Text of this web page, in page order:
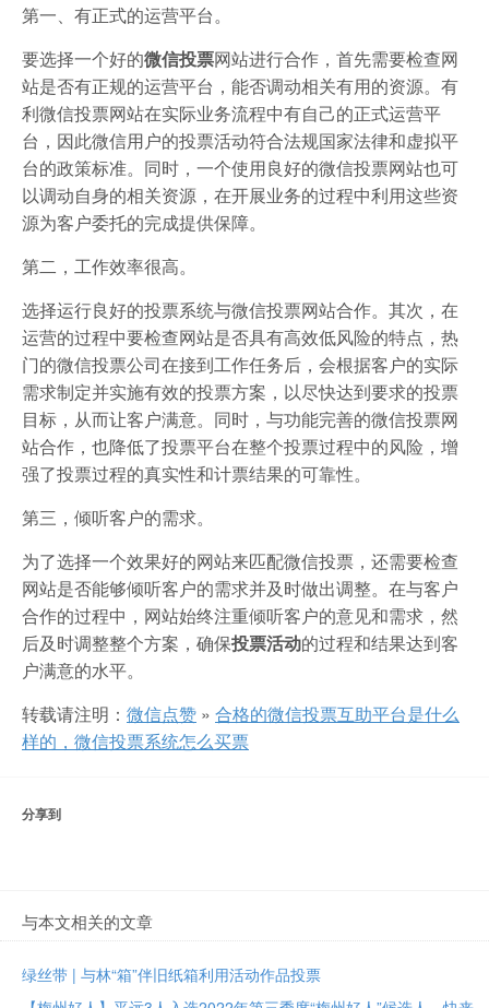
第一、有正式的运营平台。
要选择一个好的微信投票网站进行合作，首先需要检查网
站是否有正规的运营平台，能否调动相关有用的资源。有
利微信投票网站在实际业务流程中有自己的正式运营平
台，因此微信用户的投票活动符合法规国家法律和虚拟平
台的政策标准。同时，一个使用良好的微信投票网站也可
以调动自身的相关资源，在开展业务的过程中利用这些资
源为客户委托的完成提供保障。
第二，工作效率很高。
选择运行良好的投票系统与微信投票网站合作。其次，在
运营的过程中要检查网站是否具有高效低风险的特点，热
门的微信投票公司在接到工作任务后，会根据客户的实际
需求制定并实施有效的投票方案，以尽快达到要求的投票
目标，从而让客户满意。同时，与功能完善的微信投票网
站合作，也降低了投票平台在整个投票过程中的风险，增
强了投票过程的真实性和计票结果的可靠性。
第三，倾听客户的需求。
为了选择一个效果好的网站来匹配微信投票，还需要检查
网站是否能够倾听客户的需求并及时做出调整。在与客户
合作的过程中，网站始终注重倾听客户的意见和需求，然
后及时调整整个方案，确保投票活动的过程和结果达到客
户满意的水平。
转载请注明： 微信点赞 » 合格的微信投票互助平台是什么
样的，微信投票系统怎么买票
分享到
与本文相关的文章
绿丝带 | 与林“箱”伴旧纸箱利用活动作品投票